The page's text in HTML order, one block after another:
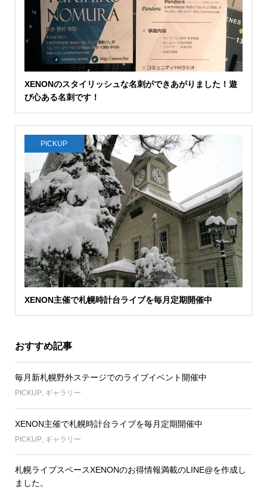
XENONのスタイリッシュな名刺ができあがりました！遊
び心ある名刺です！
PICKUP
XENON主催で札幌時計台ライブを毎月定期開催中
おすすめ記事
毎月新札幌野外ステージでのライブイベント開催中
PICKUP, ギャラリー
XENON主催で札幌時計台ライブを毎月定期開催中
PICKUP, ギャラリー
札幌ライブスペースXENONのお得情報満載のLINE@を作成し
ました。